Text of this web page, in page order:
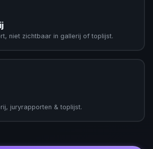
niet zichtbaar in gallerij of toplijst.
juryrapporten & toplijst.